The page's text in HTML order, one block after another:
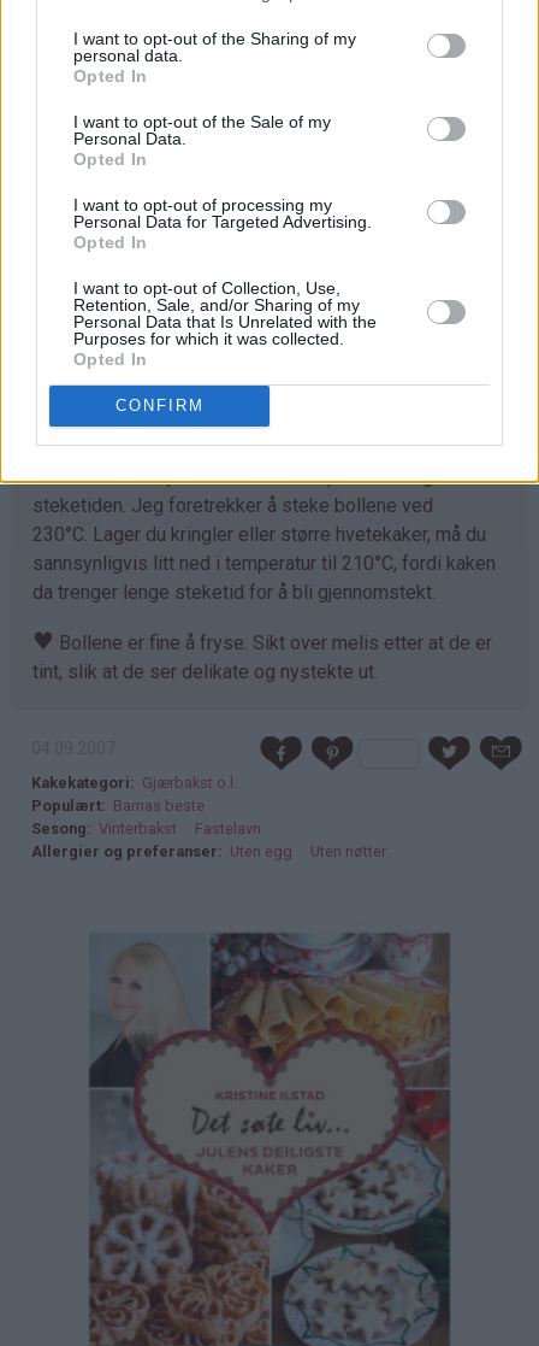
I want to opt-out of the Sharing of my
personal data.
Opted In
I want to opt-out of the Sale of my
Personal Data.
Opted In
I want to opt-out of processing my
Personal Data for Targeted Advertising.
Opted In
I want to opt-out of Collection, Use,
Retention, Sale, and/or Sharing of my
Personal Data that Is Unrelated with the
Purposes for which it was collected.
Opted In
CONFIRM
Trill ut bollene med en gang (ca 40 stk) og legg dem på
bakepapirdekkede stekeplater. La dem heve lunt i 1
Stek bollene midt i ovnen ved 230°C i 7-10 minutter.
Tilpass melmengden. Det kan hende du trenger litt
mer enn det som er angitt i oppskriften. Deigen skal
være god å trille og ikke løs og klissete.
♥
Det går fint å bruke denne deigen til å lage
kanelboller, skolebrød, kringle og andre typer gjærbakst.
Eneste du må tilpasse er steketemperaturen og
steketiden. Jeg foretrekker å steke bollene ved
230°C. Lager du kringler eller større hvetekaker, må du
sannsynligvis litt ned i temperatur til 210°C, fordi kaken
da trenger lenge steketid for å bli gjennomstekt.
♥ Bollene er fine å fryse. Sikt over melis etter at de er
tint, slik at de ser delikate og nystekte ut.
Kakekategori
Gjærbakst o.l.
Populært
Barnas beste
Sesong
Vinterbakst
Fastelavn
Allergier og preferanser
Uten egg Uten nøtter